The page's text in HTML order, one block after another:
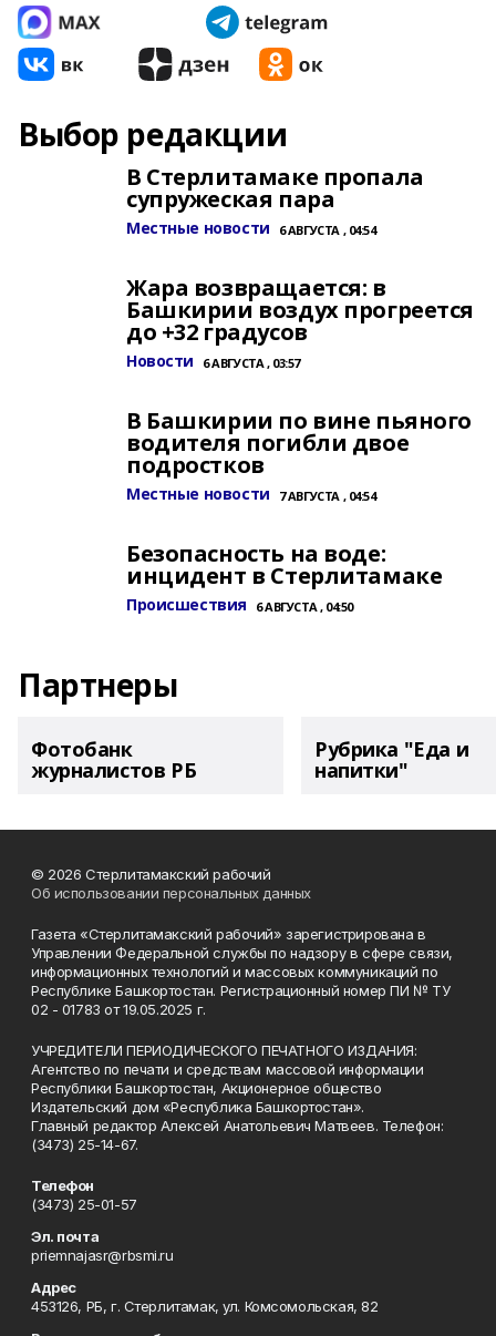
Выбор редакции
В Стерлитамаке пропала
супружеская пара
Местные новости 6 АВГУСТА , 04:54
Жара возвращается: в
Башкирии воздух прогреется
до +32 градусов
Новости 6 АВГУСТА , 03:57
В Башкирии по вине пьяного
водителя погибли двое
подростков
Местные новости 7 АВГУСТА , 04:54
Безопасность на воде:
инцидент в Стерлитамаке
Происшествия 6 АВГУСТА , 04:50
Партнеры
Фотобанк
журналистов РБ
Рубрика "Еда и
напитки"
© 2026 Стерлитамакский рабочий
Об использовании персональных данных
Газета «Стерлитамакский рабочий» зарегистрирована в
Управлении Федеральной службы по надзору в сфере связи,
информационных технологий и массовых коммуникаций по
Республике Башкортостан. Регистрационный номер ПИ № ТУ
02 - 01783 от 19.05.2025 г.
УЧРЕДИТЕЛИ ПЕРИОДИЧЕСКОГО ПЕЧАТНОГО ИЗДАНИЯ:
Агентство по печати и средствам массовой информации
Республики Башкортостан, Акционерное общество
Издательский дом «Республика Башкортостан».
Главный редактор Алексей Анатольевич Матвеев. Телефон:
(3473) 25-14-67.
Телефон
(3473) 25-01-57
Эл. почта
priemnajasr@rbsmi.ru
Адрес
453126, РБ, г. Стерлитамак, ул. Комсомольская, 82